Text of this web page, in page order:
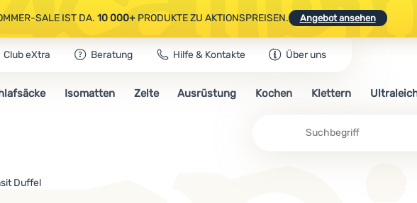
SALE IST DA. 10 000+PRODUKTE ZU AKTIONSPREISEN. Angebot ansehen
CAMPING- & WANDERAUSRÜSTUNG.CODE OUT10 NUTZEN.
SALE IST DA.10 000+PRODUKTE ZU AKTIONSPREISEN. Angebot ansehen
Club eXtra Beratung Hilfe & Kontakte Über uns
Isomatten Zelte Ausrüstung Kochen Klettern
Duffel